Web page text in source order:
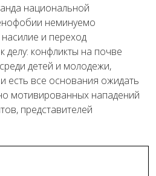
национальной
неминуемо
и переход
делу: конфликты на почве
детей и молодежи,
есть все основания ожидать
мотивированных нападений
представителей